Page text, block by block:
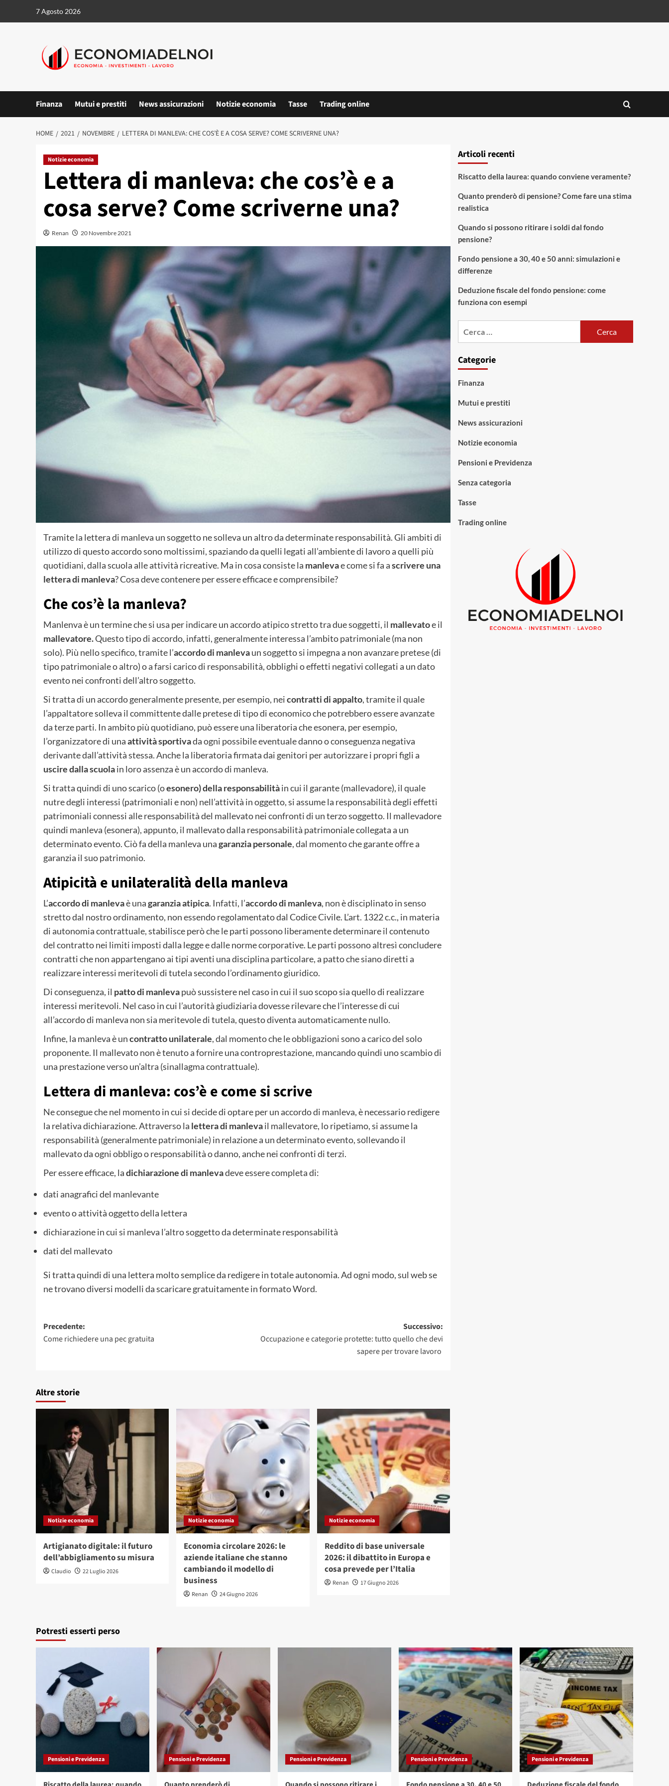
7 Agosto 2026
Finanza Mutui e prestiti News assicurazioni Notizie economia Tasse Trading online
HOME 2021 NOVEMBRE LETTERA DI MANLEVA: CHE COS’È E A COSA SERVE? COME SCRIVERNE UNA?
Notizie economia
Lettera di manleva: che cos’è e a
cosa serve? Come scriverne una?
Renan 20 Novembre 2021
Tramite la lettera di manleva un soggetto ne solleva un altro da determinate responsabilità. Gli ambiti di
utilizzo di questo accordo sono moltissimi, spaziando da quelli legati all’ambiente di lavoro a quelli più
quotidiani, dalla scuola alle attività ricreative. Ma in cosa consiste la manlevae come si fa ascrivere una
lettera di manleva? Cosa deve contenere per essere efficace e comprensibile?
Che cos’è la manleva?
Manlenva è un termine che si usa per indicare un accordo atipico stretto tra due soggetti, il mallevatoe il
mallevatore.Questo tipo di accordo, infatti, generalmente interessa l’ambito patrimoniale (ma non
solo). Più nello specifico, tramite l’accordo di manlevaun soggetto si impegna a non avanzare pretese (di
tipo patrimoniale o altro) o a farsi carico di responsabilità, obblighi o effetti negativi collegati a un dato
evento nei confronti dell’altro soggetto.
Si tratta di un accordo generalmente presente, per esempio, neicontratti di appalto, tramite il quale
l’appaltatore solleva il committente dalle pretese di tipo di economico che potrebbero essere avanzate
da terze parti. In ambito più quotidiano, può essere una liberatoria che esonera, per esempio,
l’organizzatore di unaattività sportivada ogni possibile eventuale danno o conseguenza negativa
derivante dall’attività stessa. Anche la liberatoria firmata dai genitori per autorizzare i propri figli a
uscire dalla scuolain loro assenza è un accordo di manleva.
Si tratta quindi di uno scarico (oesonero) della responsabilitàin cui il garante (mallevadore), il quale
nutre degli interessi (patrimoniali e non) nell’attività in oggetto, si assume la responsabilità degli effetti
patrimoniali connessi alle responsabilità del mallevato nei confronti di un terzo soggetto. Il mallevadore
quindi manleva (esonera), appunto, il mallevato dalla responsabilità patrimoniale collegata a un
determinato evento. Ciò fa della manleva unagaranzia personale, dal momento che garante offre a
garanzia il suo patrimonio.
Atipicità e unilateralità della manleva
L’accordo di manlevaè unagaranzia atipica. Infatti, l’accordo di manleva, non è disciplinato in senso
stretto dal nostro ordinamento, non essendo regolamentato dal Codice Civile. L’art. 1322 c.c., in materia
di autonomia contrattuale, stabilisce però che le parti possono liberamente determinare il contenuto
del contratto nei limiti imposti dalla legge e dalle norme corporative. Le parti possono altresì concludere
contratti che non appartengano ai tipi aventi una disciplina particolare, a patto che siano diretti a
realizzare interessi meritevoli di tutela secondo l’ordinamento giuridico.
Di conseguenza, il patto di manlevapuò sussistere nel caso in cui il suo scopo sia quello di realizzare
interessi meritevoli. Nel caso in cui l’autorità giudiziaria dovesse rilevare che l’interesse di cui
all’accordo di manleva non sia meritevole di tutela, questo diventa automaticamente nullo.
Infine, la manleva è uncontratto unilaterale, dal momento che le obbligazioni sono a carico del solo
proponente. Il mallevato non è tenuto a fornire una controprestazione, mancando quindi uno scambio di
una prestazione verso un’altra (sinallagma contrattuale).
Lettera di manleva: cos’è e come si scrive
Ne consegue che nel momento in cui si decide di optare per un accordo di manleva, è necessario redigere
la relativa dichiarazione. Attraverso la lettera di manlevail mallevatore, lo ripetiamo, si assume la
responsabilità (generalmente patrimoniale) in relazione a un determinato evento, sollevando il
mallevato da ogni obbligo o responsabilità o danno, anche nei confronti di terzi.
Per essere efficace, ladichiarazione di manlevadeve essere completa di:
dati anagrafici del manlevante
evento o attività oggetto della lettera
dichiarazione in cui si manleva l’altro soggetto da determinate responsabilità
dati del mallevato
Si tratta quindi di una lettera molto semplice da redigere in totale autonomia. Ad ogni modo, sul web se
ne trovano diversi modelli da scaricare gratuitamente in formato Word.
Navigazione
articolo
Precedente:
Come richiedere una pec gratuita
Successivo:
Occupazione e categorie protette: tutto quello che devi
sapere per trovare lavoro
Altre storie
Notizie economia
Artigianato digitale: il futuro
dell’abbigliamento su misura
Claudio 22 Luglio 2026
Notizie economia
Economia circolare 2026: le
aziende italiane che stanno
cambiando il modello di
business
Renan 24 Giugno 2026
Notizie economia
Reddito di base universale
2026: il dibattito in Europa e
cosa prevede per l’Italia
Renan 17 Giugno 2026
Articoli recenti
Riscatto della laurea: quando conviene veramente?
Quanto prenderò di pensione? Come fare una stima
realistica
Quando si possono ritirare i soldi dal fondo
pensione?
Fondo pensione a 30, 40 e 50 anni: simulazioni e
differenze
Deduzione fiscale del fondo pensione: come
funziona con esempi
Categorie
Finanza
Mutui e prestiti
News assicurazioni
Notizie economia
Pensioni e Previdenza
Senza categoria
Tasse
Trading online
Potresti esserti perso
Pensioni e Previdenza Pensioni e Previdenza Pensioni e Previdenza Pensioni e Previdenza Pensioni e Previdenza